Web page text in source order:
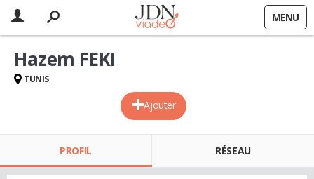
MENU
Ajouter
Hazem FEKI
TUNIS
PROFIL RÉSEAU